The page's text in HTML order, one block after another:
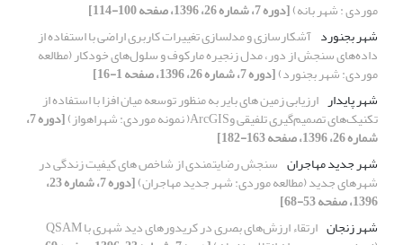
موردی : شهر بانه)[دوره 7، شماره 26، 1396، صفحه 100-114]
شهر بجنورد آشکارسازی و مدلسازی تغییرات کاربری اراضی با استفاده از
داده‌های سنجش از دور، مدل زنجیره مارکوف و سلول‌های خودکار (مطالعه
موردی: شهر بجنورد)[دوره 7، شماره 26، 1396، صفحه 1-16]
شهر پایدار ارزیابی زمین های بایر به منظور توسعه میان افزا با استفاده از
تکنیک‌های تصمیم‌گیری تلفیقی وArcGIS( نمونه موردی: شهراهواز) [دوره 7،
شماره 26، 1396، صفحه 163-182]
شهر جدید مهاجران سنجش رضایتمندی از شاخص های کیفیت زندگی در
شهرهای جدید (مطالعه موردی: شهر جدید مهاجران) [دوره 7، شماره 23،
1396، صفحه 53-68]
شهر زنجان
ارتقاء ارزش‌های بصری در کریدورهای دید شهری با QSAM